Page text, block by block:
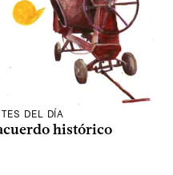
DEL DÍA
histórico